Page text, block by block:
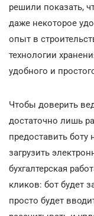
решили показать,
даже некоторое
опыт в
технологии
удобного и
Чтобы доверить
достаточно лишь
предоставить
загрузить
бухгалтерская
кликов: бот будет
просто будет